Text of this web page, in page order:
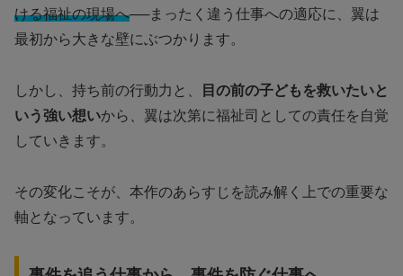
ける福祉の現場へ──まったく違う仕事への適応に、翼は
最初から大きな壁にぶつかります。
しかし、持ち前の行動力と、
目の前の子どもを救いたいと
いう強い想いから、翼は次第に福祉司としての責任を自覚
していきます。
その変化こそが、本作のあらすじを読み解く上での重要な
軸となっています。